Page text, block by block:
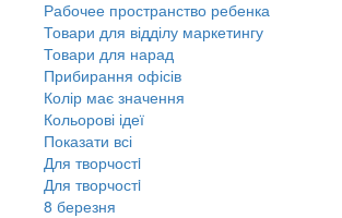
Рабочее пространство ребенка
Товари для відділу маркетингу
Товари для нарад
Прибирання офісів
Колір має значення
Кольорові ідеї
Показати всі
Для творчостi
Для творчостi
8 березня